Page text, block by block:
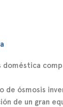
doméstica
de ósmosis
de un gran